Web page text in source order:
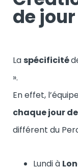
de
La spécificité
».
En effet,
chaque jour
différent du
Lundi à